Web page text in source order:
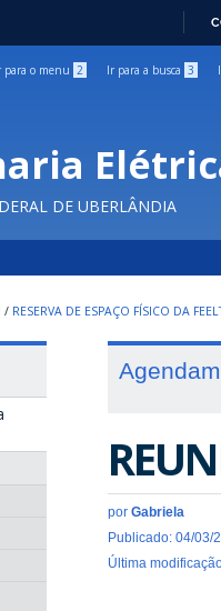
para o menu 2 Ir para a busca 3
DE UBERLÂNDIA
/ RESERVA DE ESPAÇO FÍSICO DA
por Gabriela
Publicado: 04/03/
Última